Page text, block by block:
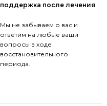
поддержка после лечения
Мы не забываем о вас и
ответим на любые ваши
вопросы в ходе
восстановительного
периода.